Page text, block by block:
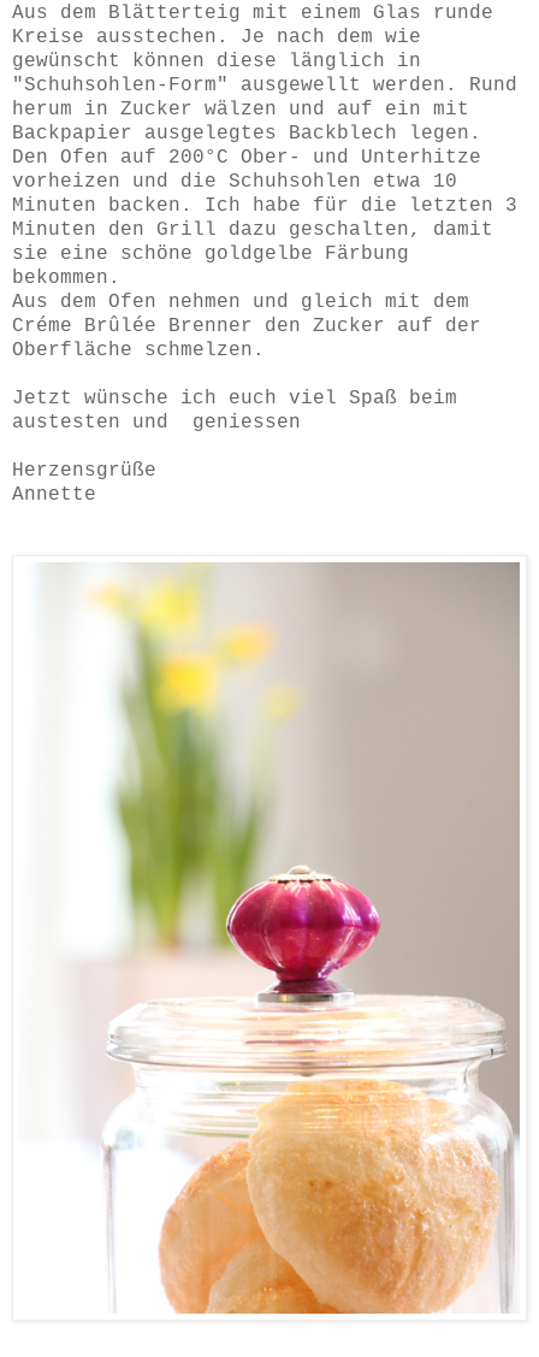
Aus dem Blätterteig mit einem Glas runde
Kreise ausstechen. Je nach dem wie
gewünscht können diese länglich in
"Schuhsohlen-Form" ausgewellt werden. Rund
herum in Zucker wälzen und auf ein mit
Backpapier ausgelegtes Backblech legen.
Den Ofen auf 200°C Ober- und Unterhitze
vorheizen und die Schuhsohlen etwa 10
Minuten backen. Ich habe für die letzten 3
Minuten den Grill dazu geschalten, damit
sie eine schöne goldgelbe Färbung
bekommen.
Aus dem Ofen nehmen und gleich mit dem
Créme Brûlée Brenner den Zucker auf der
Oberfläche schmelzen.
Jetzt wünsche ich euch viel Spaß beim
austesten und geniessen
Herzensgrüße
Annette